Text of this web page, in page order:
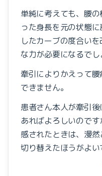
単純に考えても、腰
った身長を元の状態
したカーブの度合い
な力が必要になるでし
牽引によりかえって
できません。
患者さん本人が牽引
あればよろしいので
感されたときは、漫
切り替えたほうがよい